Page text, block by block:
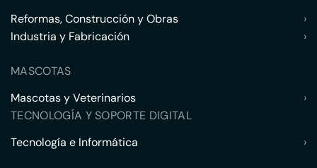
Reformas, Construcción y Obras
›
Industria y Fabricación
›
MASCOTAS
Mascotas y Veterinarios
›
TECNOLOGÍA Y SOPORTE DIGITAL
Tecnología e Informática
›